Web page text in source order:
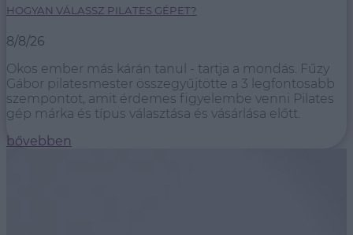
HOGYAN VÁLASSZ PILATES GÉPET?
8/8/26
Okos ember más kárán tanul - tartja a mondás. Fűzy
Gábor pilatesmester összegyűjtötte a 3 legfontosabb
szempontot, amit érdemes figyelembe venni Pilates
gép márka és típus választása és vásárlása előtt.
bővebben